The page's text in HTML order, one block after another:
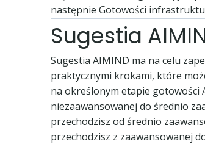
następnie Gotowości
Sugestia
Sugestia AIMIND ma na celu
praktycznymi krokami, które
na określonym etapie gotowości
niezaawansowanej do średnio
przechodzisz od średnio
przechodzisz z zaawansowanej